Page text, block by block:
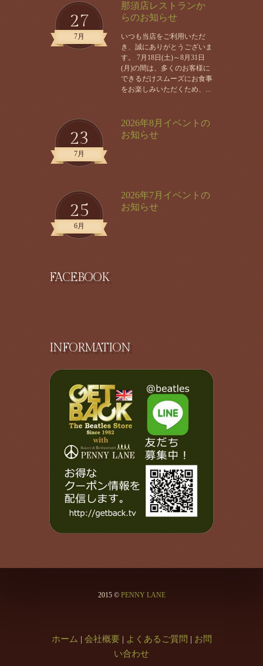
27
7月
那須店レストランか
らのお知らせ
いつも当店をご利用いただ
き、誠にありがとうございま
す。 7月18日(土)～8月31日
(月)の間は、多くのお客様に
できるだけスムーズにお食事
をお楽しみいただくため、...
23
7月
2026年8月イベントの
お知らせ
25
6月
2026年7月イベントの
お知らせ
FACEBOOK
INFORMATION
2015 © PENNY LANE
ホーム | 会社概要| よくあるご質問 | お問
い合わせ